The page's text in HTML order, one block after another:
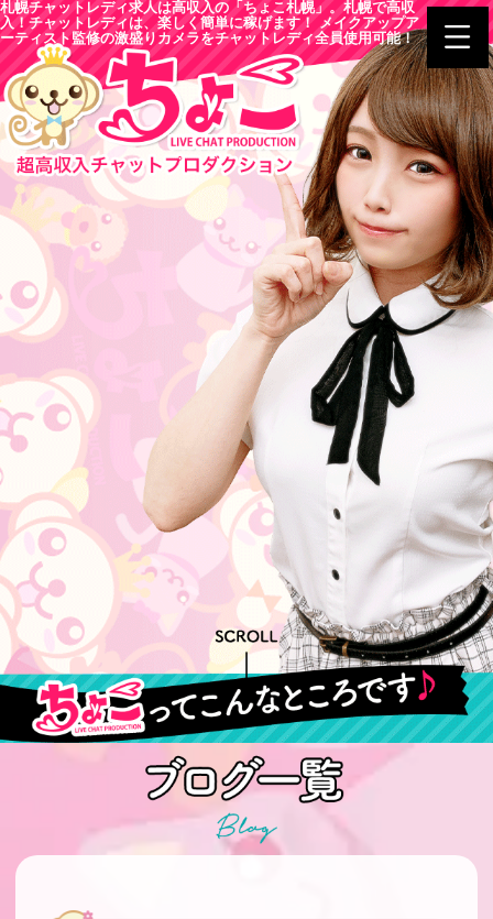
札幌チャットレディ求人は高収入の「ちょこ札幌」。札幌で高収
入！チャットレディは、楽しく簡単に稼げます！ メイクアップア
ーティスト監修の激盛りカメラをチャットレディ全員使用可能！